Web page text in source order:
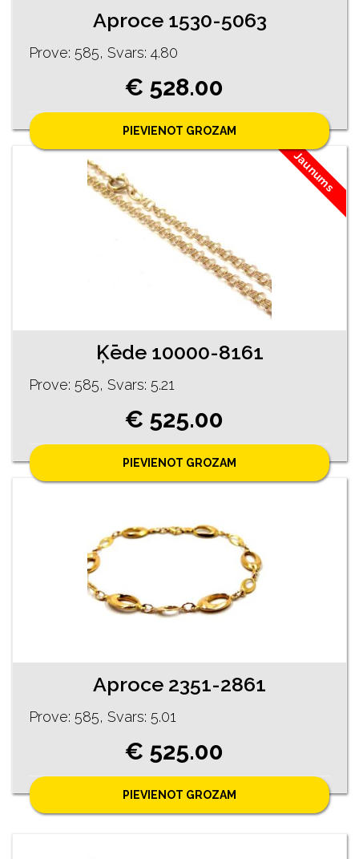
Aproce 1530-5063
Prove: 585, Svars: 4.80
€ 528.00
PIEVIENOT GROZAM
Jaunums
Ķēde 10000-8161
Prove: 585, Svars: 5.21
€ 525.00
PIEVIENOT GROZAM
Aproce 2351-2861
Prove: 585, Svars: 5.01
€ 525.00
PIEVIENOT GROZAM